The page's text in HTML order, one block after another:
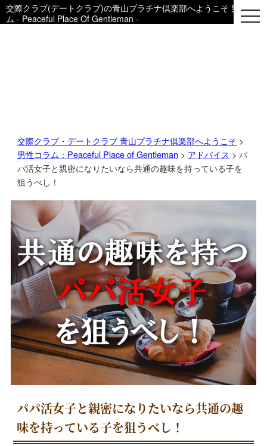
交際クラブ(デートクラブ)の青山プラチナ倶楽部へようこそ 男性用コ
ム - Peaceful Place Of Gentleman -
交際クラブ・デートクラブ 青山プラチナ倶楽部へようこそ >
男性コラム：Peaceful Place of Gentleman > アドバイス > パ
パ活女子と親密になりたいなら共通の趣味を持っている子を
狙うべし！
パパ活女子と親密になりたいなら共通の趣
味を持っている子を狙うべし！